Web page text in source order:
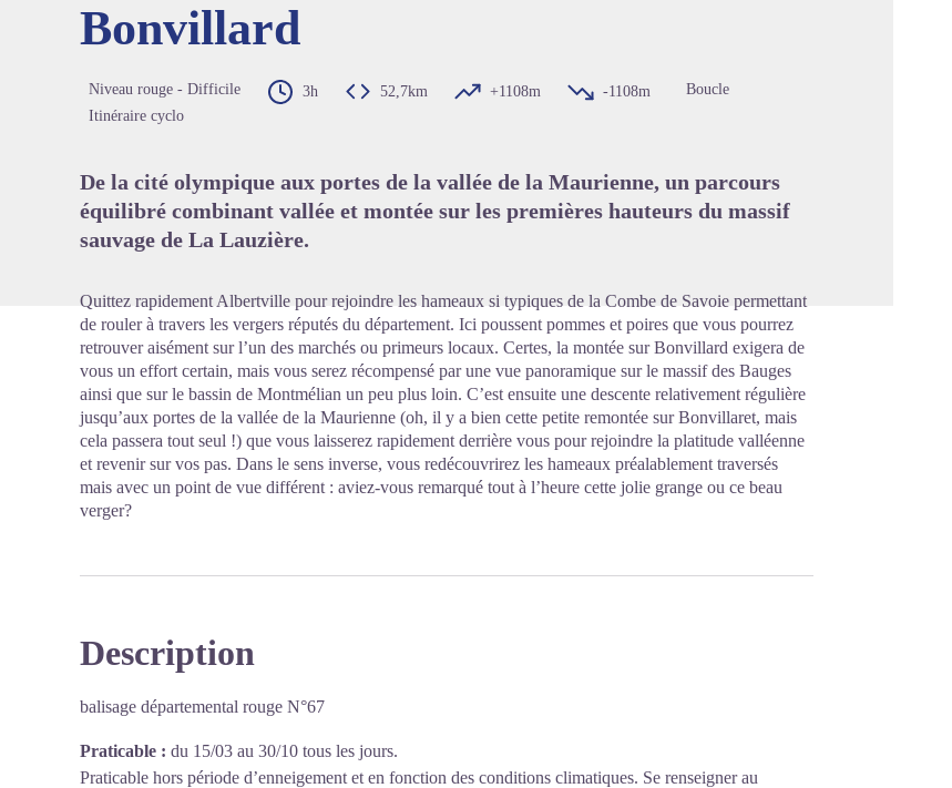
Bonvillard
Niveau rouge - Difficile 3h 52,7km +1108m -1108m
Boucle
Itinéraire cyclo
De la cité olympique aux portes de la vallée de la Maurienne, un parcours
équilibré combinant vallée et montée sur les premières hauteurs du massif
sauvage de La Lauzière.
Quittez rapidement Albertville pour rejoindre les hameaux si typiques de la Combe de Savoie permettant
de rouler à travers les vergers réputés du département. Ici poussent pommes et poires que vous pourrez
retrouver aisément sur l’un des marchés ou primeurs locaux. Certes, la montée sur Bonvillard exigera de
vous un effort certain, mais vous serez récompensé par une vue panoramique sur le massif des Bauges
ainsi que sur le bassin de Montmélian un peu plus loin. C’est ensuite une descente relativement régulière
jusqu’aux portes de la vallée de la Maurienne (oh, il y a bien cette petite remontée sur Bonvillaret, mais
cela passera tout seul !) que vous laisserez rapidement derrière vous pour rejoindre la platitude valléenne
et revenir sur vos pas. Dans le sens inverse, vous redécouvrirez les hameaux préalablement traversés
mais avec un point de vue différent : aviez-vous remarqué tout à l’heure cette jolie grange ou ce beau
verger?
Description
balisage départemental rouge N°67
Praticable : du 15/03 au 30/10 tous les jours.
Praticable hors période d’enneigement et en fonction des conditions climatiques. Se renseigner au